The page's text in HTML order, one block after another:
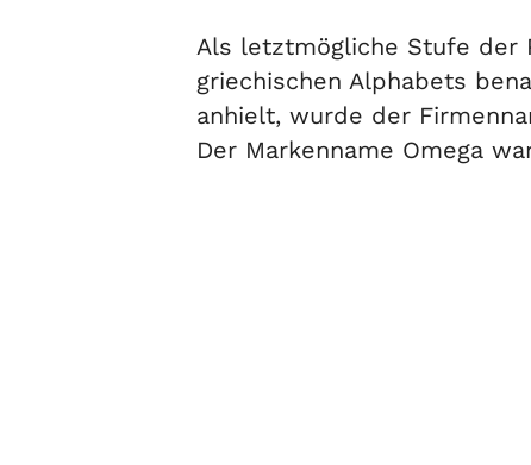
Als letztmögliche Stufe der
griechischen Alphabets
anhielt, wurde der
Der Markenname Omega